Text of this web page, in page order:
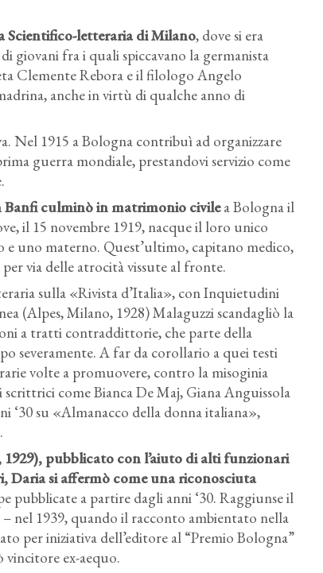
letteraria di Milano, dove si era
giovani fra i quali spiccavano la germanista
Clemente Rebora e il filologo Angelo
anche in virtù di qualche anno di
Nel 1915 a Bologna contribuì ad organizzare
guerra mondiale, prestandovi servizio come
culminò in matrimonio civilea Bologna il
il 15 novembre 1919, nacque il loro unico
uno materno. Quest’ultimo, capitano medico,
via delle atrocità vissute al fronte.
sulla «Rivista d’Italia», con Inquietudini
(Alpes, Milano, 1928) Malaguzzi scandagliò la
a tratti contraddittorie, che parte della
severamente. A far da corollario a quei testi
volte a promuovere, contro la misoginia
come Bianca De Maj, Giana Anguissola
‘30 su «Almanacco della donna italiana»,
1929), pubblicato con l’aiuto di alti funzionari
Daria si affermò come una riconosciuta
pubblicate a partire dagli anni ‘30. Raggiunse il
nel 1939, quando il racconto ambientato nella
per iniziativa dell’editore al “Premio Bologna”
ex-aequo.